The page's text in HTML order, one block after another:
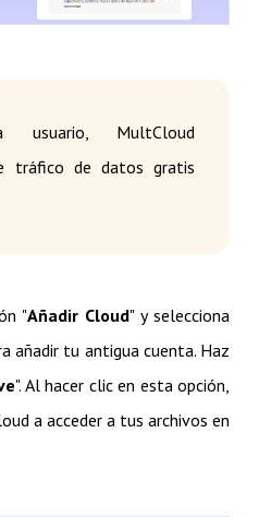
MultCloud
tráfico de datos gratis
"Añadir Cloud" y selecciona
añadir tu antigua cuenta. Haz
". Al hacer clic en esta opción,
a acceder a tus archivos en